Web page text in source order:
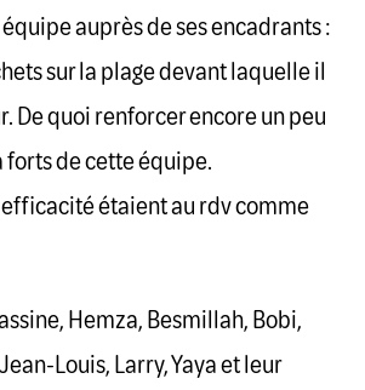
auprès de ses encadrants :
sur la plage devant laquelle il
De quoi renforcer encore un peu
forts de cette équipe.
étaient au rdv comme
Hemza, Besmillah, Bobi,
Louis, Larry, Yaya et leur